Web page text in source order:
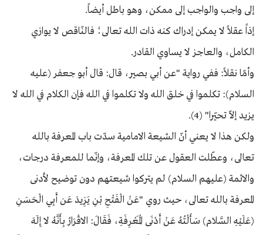
إلى واجب والواجب إلى ممكن، وهو باطل أيضاً.
إذاً عقلاً لا يمكن إدراك كنه ذات الله تعالى؛ فالنّاقص لا يوازي
الكامل، والعاجز لا يساوي القادر.
وأمّا نقلاً: ففي رواية "عن أبي بصير، قال: قال أبو جعفر (عليه
السلام): تكلموا في خلق الله ولا تكلموا في الله فإن الكلام في الله لا
يزيد إلاّ تحيّرا" (4).
ولكن هذا لا يعني أنّ الشيعة الامامية سدّت باب المعرفة بالله
تعالى، وعطّلت العقول عن تلك المعرفة، وإنّما للمعرفة درجات،
والائمة (عليهم السلام) لم يتركوا شيعتهم دون توضيح لأدنى
المعرفة بالله تعالى، حيث روي "عَنْ الْفَتْحِ بْنِ يَزِيدَ عَن أَبِي الْحَسَنِ
(عَلَيْهِ السَّلام) سَأَلْتُهُ عَنْ أَدْنَى الْمَعْرِفَةِ، فَقَالَ: الاقْرَارُ بِأَنَّهُ لا إِلَهَ